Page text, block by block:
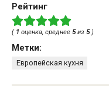
Рейтинг
( 1 оценка, среднее 5из 5)
Метки:
Европейская кухня